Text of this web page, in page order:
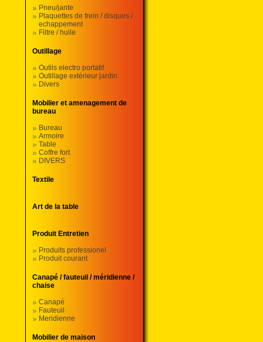
Pneu/jante
Plaquettes de frein / disques /
echappement
Filtre / huile
Outillage
Outils electro portatif
Outillage extérieur jardin
Divers
Mobilier et amenagement de
bureau
Bureau
Armoire
Table
Coffre fort
DIVERS
Textile
Art de la table
Produit Entretien
Produits professionel
Produit courant
Canapé / fauteuil / méridienne /
chaise
Canapé
Fauteuil
Meridienne
Mobilier de maison